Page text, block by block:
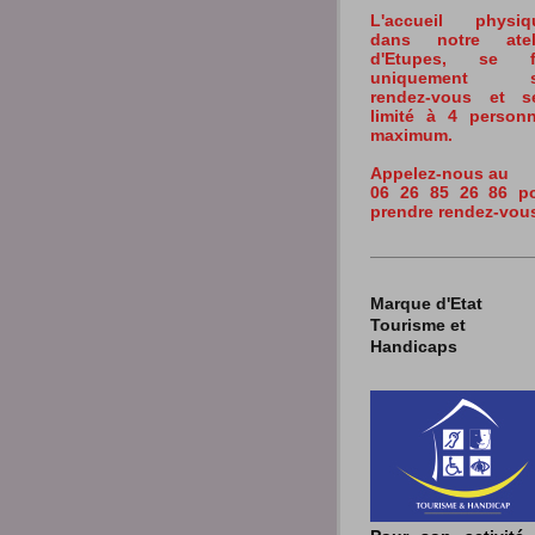
L'accueil
dans notre
d'Etupes, se
uniquement
rendez-vous et
limité à 4
maximum.
Appelez-nous au
06 26 85 26 86
prendre rendez-
Marque d'Etat
Tourisme et
Handicaps